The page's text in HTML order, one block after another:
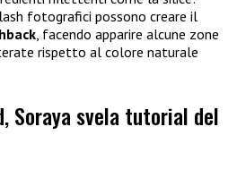
fotografici possono creare il
, facendo apparire alcune zone
rispetto al colore naturale
Soraya svela tutorial del